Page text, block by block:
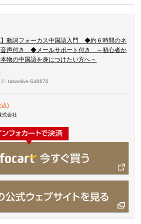
】動詞フォーカス中国語入門 ◆約６時間のネ
音声付き ◆メールサポート付き ～初心者か
物の中国語を身につけたい方へ～
: takaolive-S46670
込)
式会社